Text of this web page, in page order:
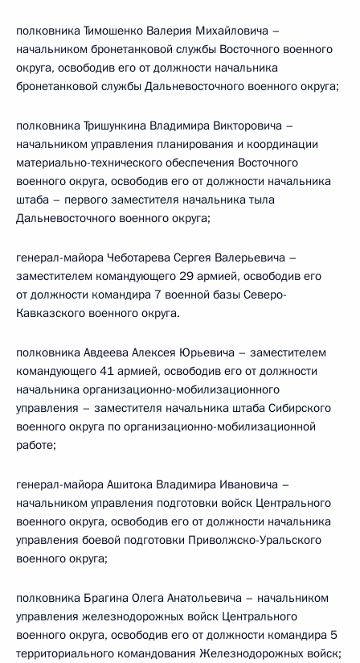
полковника Тимошенко Валерия Михайловича –
начальником бронетанковой службы Восточного военного
округа, освободив его от должности начальника
бронетанковой службы Дальневосточного военного округа;
полковника Тришункина Владимира Викторовича –
начальником управления планирования и координации
материально-технического обеспечения Восточного
военного округа, освободив его от должности начальника
штаба – первого заместителя начальника тыла
Дальневосточного военного округа;
генерал-майора Чеботарева Сергея Валерьевича –
заместителем командующего 29 армией, освободив его
от должности командира 7 военной базы Северо-
Кавказского военного округа.
полковника Авдеева Алексея Юрьевича – заместителем
командующего 41 армией, освободив его от должности
начальника организационно-мобилизационного
управления – заместителя начальника штаба Сибирского
военного округа по организационно-мобилизационной
работе;
генерал-майора Ашитока Владимира Ивановича –
начальником управления подготовки войск Центрального
военного округа, освободив его от должности начальника
управления боевой подготовки Приволжско-Уральского
военного округа;
полковника Брагина Олега Анатольевича – начальником
управления железнодорожных войск Центрального
военного округа, освободив его от должности командира 5
территориального командования Железнодорожных войск;